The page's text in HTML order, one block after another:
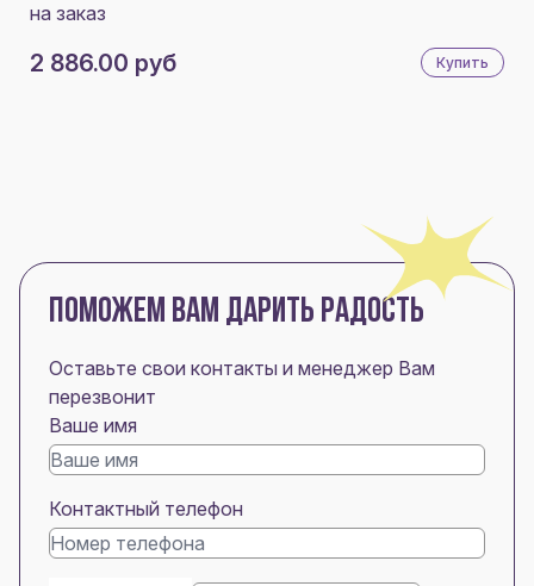
на заказ
2 886.00 руб Купить
ПОМОЖЕМ ВАМ ДАРИТЬ РАДОСТЬ
Оставьте свои контакты и менеджер Вам
перезвонит
Ваше имя
Контактный телефон